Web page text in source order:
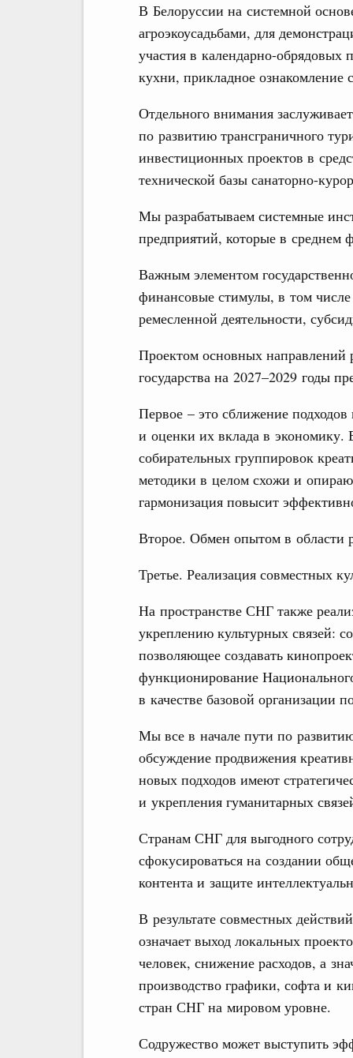
В Белоруссии на системной
агроэкоусадьбами, для
участия в календарно-обрядовых
кухни, прикладное
Отдельного внимания
по развитию трансграничного
инвестиционных проектов в
технической базы санаторно-
Мы разрабатываем системные
предприятий, которые в среднем
Важным элементом
финансовые стимулы, в том
ремесленной деятельности,
Проектом основных направлений
государства на 2027–2029 годы
Первое – это сближение
и оценки их вклада в экономику.
собирательных группировок
методики в целом схожи и
гармонизация повысит
Второе. Обмен опытом в области
Третье. Реализация совместных
На пространстве СНГ также
укреплению культурных связей:
позволяющее создавать
функционирование
в качестве базовой организации
Мы все в начале пути по
обсуждение продвижения
новых подходов имеют
и укрепления гуманитарных
Странам СНГ для выгодного
сфокусироваться на создании
контента и защите
В результате совместных
означает выход локальных
человек, снижение расходов, а
производство графики, софта и
стран СНГ на мировом уровне.
Содружество может выступить